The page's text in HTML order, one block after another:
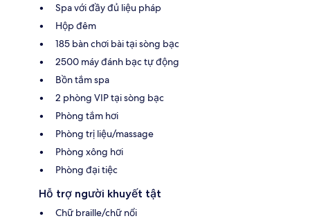
Spa với đầy đủ liệu pháp
Hộp đêm
185 bàn chơi bài tại sòng bạc
2500 máy đánh bạc tự động
Bồn tắm spa
2 phòng VIP tại sòng bạc
Phòng tắm hơi
Phòng trị liệu/massage
Phòng xông hơi
Phòng đại tiệc
Hỗ trợ người khuyết tật
Chữ braille/chữ nổi